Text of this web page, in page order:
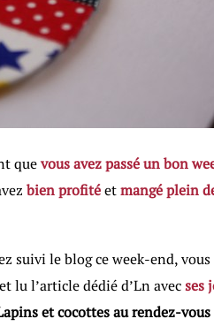
quevous avez passé un bon
bien profitéetmangé plein
suivi le blog ce week-end,
lu l’article dédié d’Ln avecses
et cocottes au rendez-vous